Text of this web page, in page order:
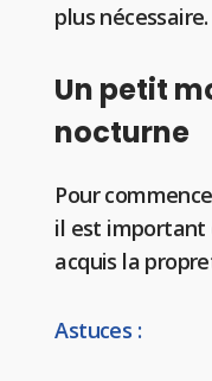
plus nécessaire.
Un petit
nocturne
Pour
il est
acquis la
Astuces :